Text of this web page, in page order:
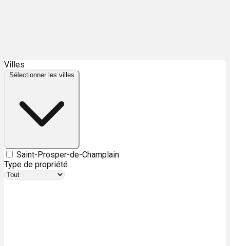
+
Villes
Sélectionner les villes
Saint-Prosper-de-Champlain
Type de propriété